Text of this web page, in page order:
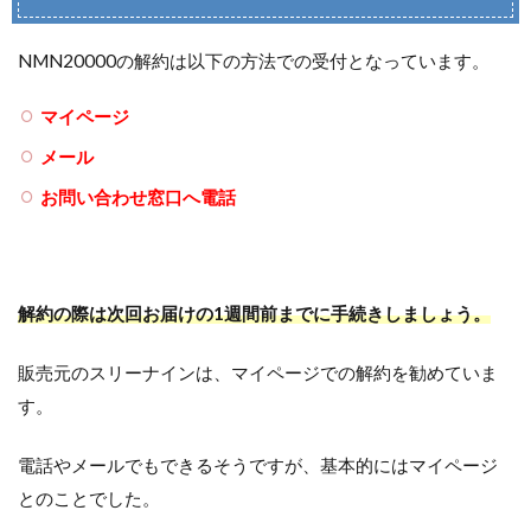
NMN20000の解約は以下の方法での受付となっています。
マイページ
メール
お問い合わせ窓口へ電話
解約の際は次回お届けの1週間前までに手続きしましょう。
販売元のスリーナインは、マイページでの解約を勧めていま
す。
電話やメールでもできるそうですが、基本的にはマイページ
とのことでした。